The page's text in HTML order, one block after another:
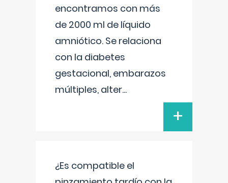
encontramos con más
de 2000 ml de líquido
amniótico. Se relaciona
con la diabetes
gestacional, embarazos
múltiples, alter...
+
¿Es compatible el